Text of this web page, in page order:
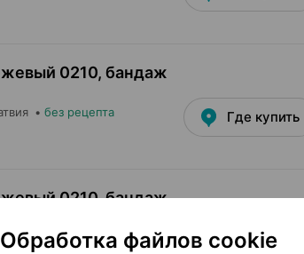
0210, бандаж
• без рецепта Где купить
0210, бандаж
•без рецепта Где купить
Обработка файлов cookie